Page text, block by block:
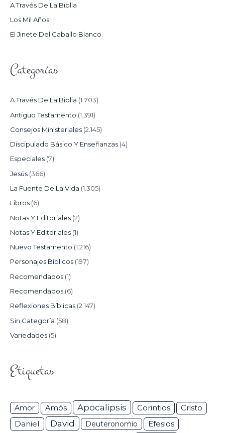
R
:
A Través De La Biblia
Los Mil Años.
El Jinete Del Caballo Blanco.
Categorías
A Través De La Biblia (1.703)
Antiguo Testamento (1.391)
Consejos Ministeriales (2.145)
Discipulado Básico Y Enseñanzas (4)
Especiales (7)
Jesús (366)
La Fuente De La Vida (1.305)
Libros (6)
Notas Y Editoriales (2)
Notas Y Editoriales (1)
Nuevo Testamento (1.216)
Personajes Bíblicos (197)
Recomendados (1)
Recomendados (6)
Reflexiones Bíblicas (2.147)
Sin Categoría (58)
Variedades (5)
Etiquetas
Amor Amós Apocalipsis Corintios Cristo
Daniel David Deuteronomio Efesios